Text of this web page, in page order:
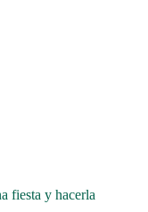
fiesta y hacerla